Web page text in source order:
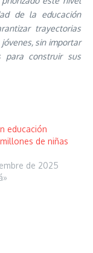
de la educación
trayectorias
sin importar
para construir sus
educación
de niñas
de 2025